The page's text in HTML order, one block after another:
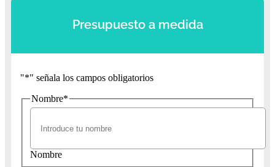
Presupuesto a medida
"*" señala los campos obligatorios
Nombre*
Nombre